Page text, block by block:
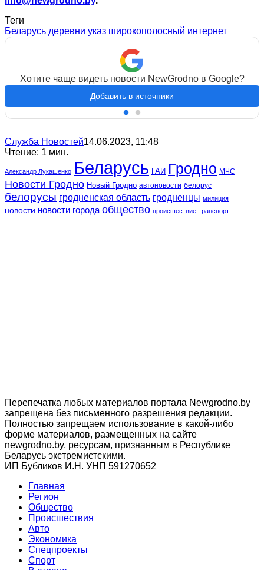
Теги
Беларусь деревни указ широкополосный интернет
Хотите чаще видеть новости NewGrodno в Google?
Добавить в источники
Служба Новостей14.06.2023, 11:48
Чтение: 1 мин.
Александр Лукашенко Беларусь ГАИ Гродно МЧС
Новости Гродно Новый Гродно автоновости белорус
белорусы гродненская область гродненцы милиция
новости новости города общество происшествие транспорт
Перепечатка любых материалов портала Newgrodno.by
запрещена без письменного разрешения редакции.
Полностью запрещаем использование в какой-либо
форме материалов, размещенных на сайте
newgrodno.by, ресурсам, признанным в Республике
Беларусь экстремистскими.
ИП Бубликов И.Н. УНП 591270652
Главная
Регион
Общество
Происшествия
Авто
Экономика
Спецпроекты
Cпорт